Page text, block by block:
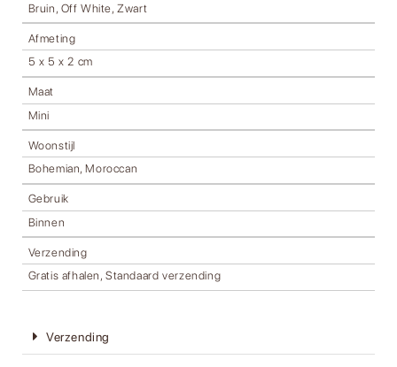
Bruin, Off White, Zwart
Afmeting
5 x 5 x 2 cm
Maat
Mini
Woonstijl
Bohemian, Moroccan
Gebruik
Binnen
Verzending
Gratis afhalen, Standaard verzending
Verzending